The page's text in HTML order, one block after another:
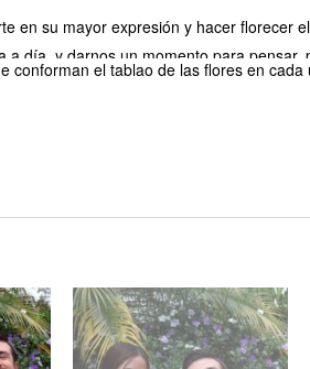
en su mayor expresión y hacer florecer
a a día, y darnos un momento para pensar,
conforman el tablao de las flores en cada